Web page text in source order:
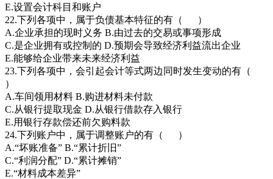
E.设置会计科目和账户
22.下列各项中，属于负债基本特征的有（ ）
A.企业承担的现时义务 B.由过去的交易或事项形成
C.是企业拥有或控制的 D.预期会导致经济利益流出企业
E.能够给企业带来未来经济利益
23.下列各项中，会引起会计等式两边同时发生变动的有（
）
A.车间领用材料 B.购进材料未付款
C.从银行提取现金 D.从银行借款存入银行
E.用银行存款偿还前欠购料款
24.下列账户中，属于调整账户的有（ ）
A.“坏账准备” B.“累计折旧”
C.“利润分配” D.“累计摊销”
E.“材料成本差异”